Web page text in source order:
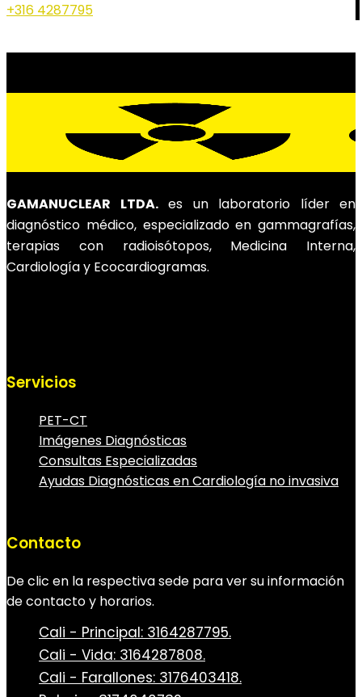
+316 4287795
GAMANUCLEAR LTDA.es un laboratorio líder en
diagnóstico médico, especializado en gammagrafías,
terapias con radioisótopos, Medicina Interna,
Cardiología y Ecocardiogramas.
Servicios
PET-CT
Imágenes Diagnósticas
Consultas Especializadas
Ayudas Diagnósticas en Cardiología no invasiva
Contacto
De clic en la respectiva sede para ver su información
de contacto y horarios.
Cali - Principal: 3164287795.
Cali - Vida: 3164287808.
Cali - Farallones: 3176403418.